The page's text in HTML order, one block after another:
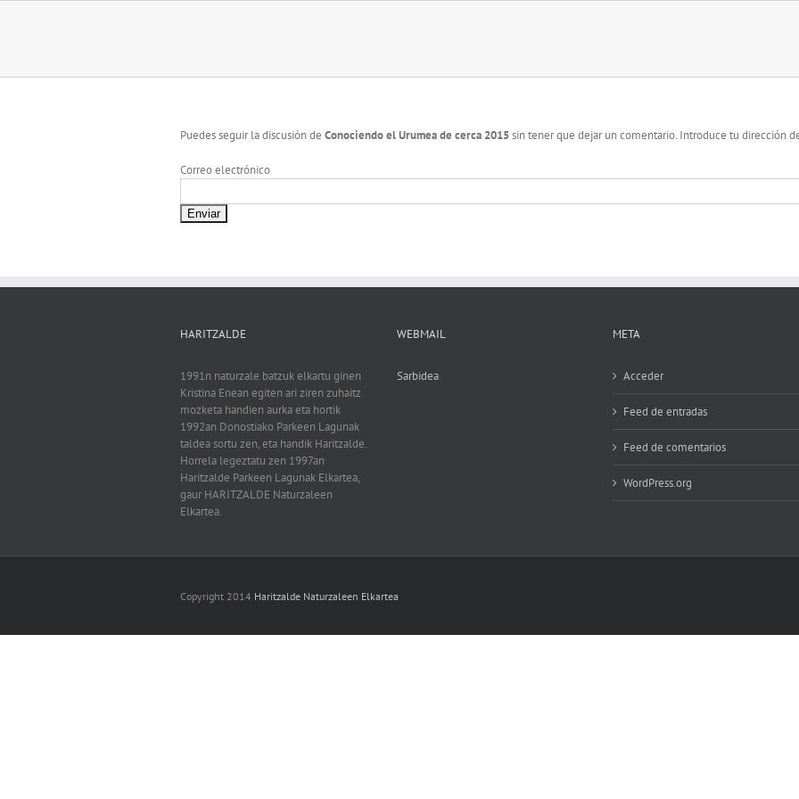
Puedes seguir la discusión de Conociendo el Urumea de cerca 2015sin tener que dejar un comentario. Introduce tu dirección
Correo electrónico
HARITZALDE
1991n naturzale batzuk elkartu ginen
Kristina Enean egiten ari ziren zuhaitz
mozketa handien aurka eta hortik
1992an Donostiako Parkeen Lagunak
taldea sortu zen, eta handik Haritzalde.
Horrela legeztatu zen 1997an
Haritzalde Parkeen Lagunak Elkartea,
gaur HARITZALDE Naturzaleen
Elkartea.
WEBMAIL
Sarbidea
META
Acceder
Feed de entradas
Feed de comentarios
WordPress.org
Copyright 2014 Haritzalde Naturzaleen Elkartea